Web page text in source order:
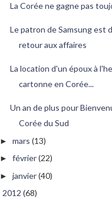
La Corée ne gagne pas
Le patron de Samsung est
retour aux affaires
La location d'un époux à
cartonne en Corée...
Un an de plus pour
Corée du Sud
► mars (13)
► février(22)
► janvier(40)
2012 (68)